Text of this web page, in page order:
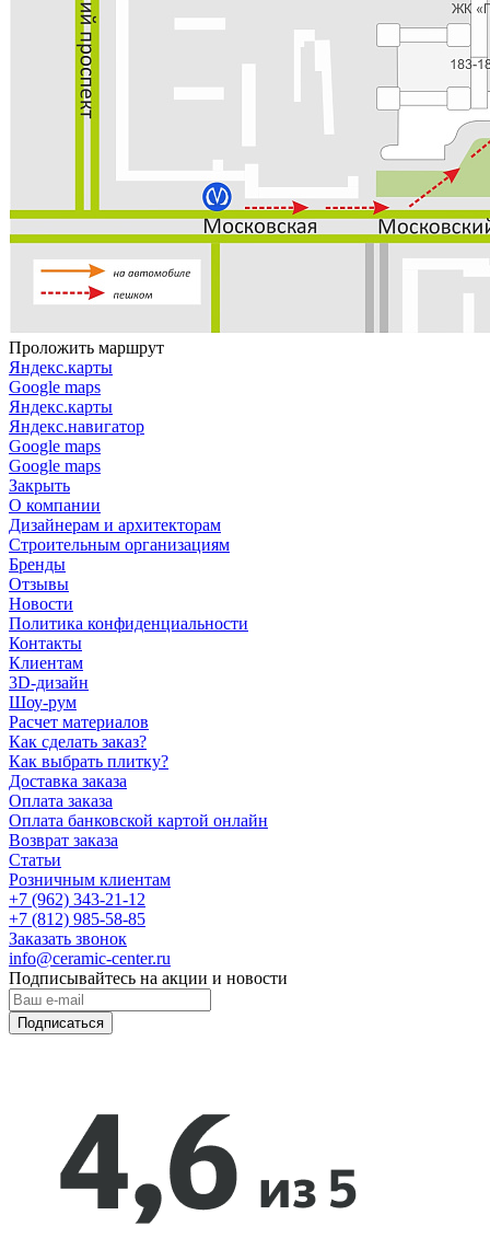
Проложить маршрут
Яндекс.карты
Google maps
Яндекс.карты
Яндекс.навигатор
Google maps
Google maps
Закрыть
О компании
Дизайнерам и архитекторам
Строительным организациям
Бренды
Отзывы
Новости
Политика конфиденциальности
Контакты
Клиентам
3D-дизайн
Шоу-рум
Расчет материалов
Как сделать заказ?
Как выбрать плитку?
Доставка заказа
Оплата заказа
Оплата банковской картой онлайн
Возврат заказа
Статьи
Розничным клиентам
+7 (962) 343-21-12
+7 (812) 985-58-85
Заказать звонок
info@ceramic-center.ru
Подписывайтесь на акции и новости
Подписаться